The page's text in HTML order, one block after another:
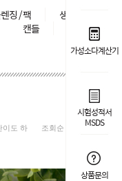
가성소다계산기
시험성적서
MSDS
상품문의
징 / 팩
생활용품
캔들
아로마
이도 하 조회순 상품명